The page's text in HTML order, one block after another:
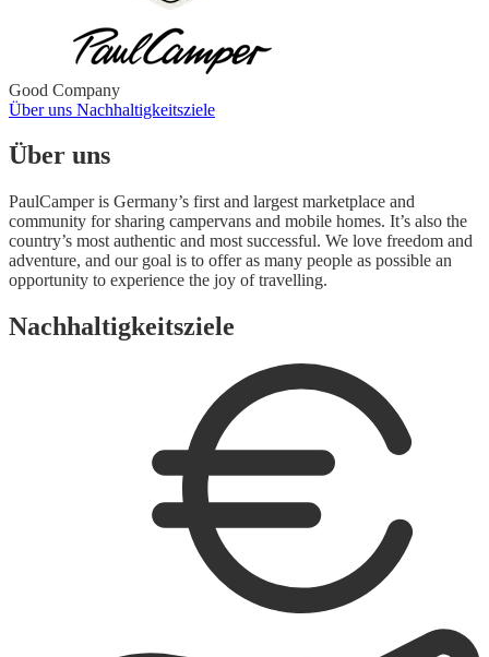
Good Company
Über uns Nachhaltigkeitsziele
Über uns
PaulCamper is Germany’s first and largest marketplace and
community for sharing campervans and mobile homes. It’s also the
country’s most authentic and most successful. We love freedom and
adventure, and our goal is to offer as many people as possible an
opportunity to experience the joy of travelling.
Nachhaltigkeitsziele